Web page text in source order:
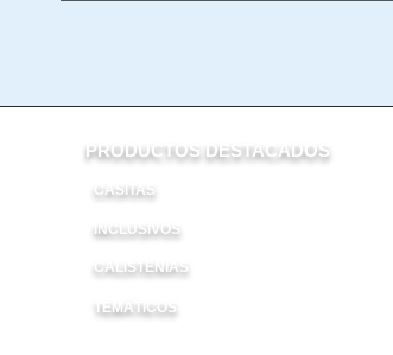
PRODUCTOS DESTACADOS​
CASITAS
INCLUSIVOS
CALISTENIAS
TEMÁTICOS